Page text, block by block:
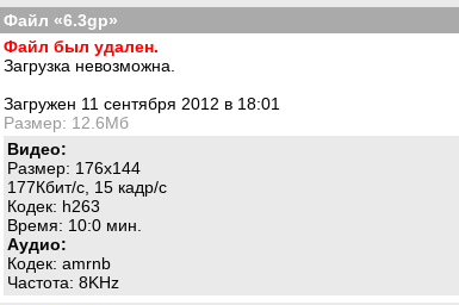
Файл «6.3gp»
Файл был удален.
Загрузка невозможна.
Загружен 11 сентября 2012 в 18:01
Размер: 12.6Мб
Видео:
Размер: 176x144
177Кбит/с, 15 кадр/с
Кодек: h263
Время: 10:0 мин.
Аудио:
Кодек: amrnb
Частота: 8KHz